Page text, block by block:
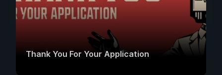
Thank You For Your Application